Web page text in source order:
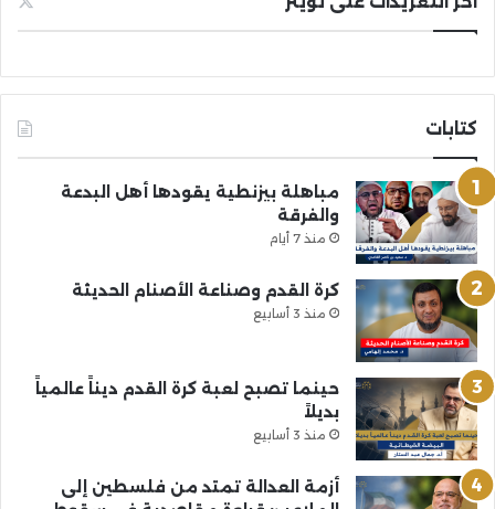
كتابات
مباهلة بيزنطية يقودها أهل البدعة
والفرقة
منذ 7 أيام
كرة القدم وصناعة الأصنام الحديثة
منذ 3 أسابيع
حينما تصبح لعبة كرة القدم ديناً عالمياً
بديلاً
منذ 3 أسابيع
أزمة العدالة تمتد من فلسطين إلى